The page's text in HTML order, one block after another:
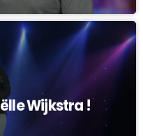
Wijkstra !